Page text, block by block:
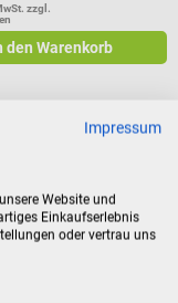
zzgl.
den Warenkorb
Impressum
Website und
Einkaufserlebnis
oder vertrau uns